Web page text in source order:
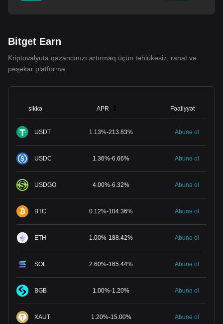
Bitget Earn
Kriptovalyuta qazancınızı artırmaq üçün təhlükəsiz, rahat və
peşəkar platforma.
sikkə APR Fəaliyyət
USDT 1.13%-213.83% Abunə ol
USDC 1.36%-6.66% Abunə ol
USDGO 4.00%-6.32% Abunə ol
BTC 0.12%-104.36% Abunə ol
ETH 1.00%-188.42% Abunə ol
SOL 2.60%-165.44% Abunə ol
BGB 1.00%-1.20% Abunə ol
XAUT 1.20%-15.00% Abunə ol